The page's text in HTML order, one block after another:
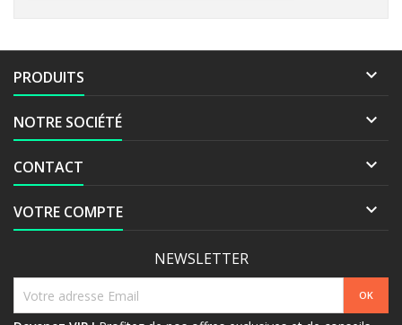
PRODUITS 
NOTRE SOCIÉTÉ 
CONTACT 
VOTRE COMPTE 
NEWSLETTER